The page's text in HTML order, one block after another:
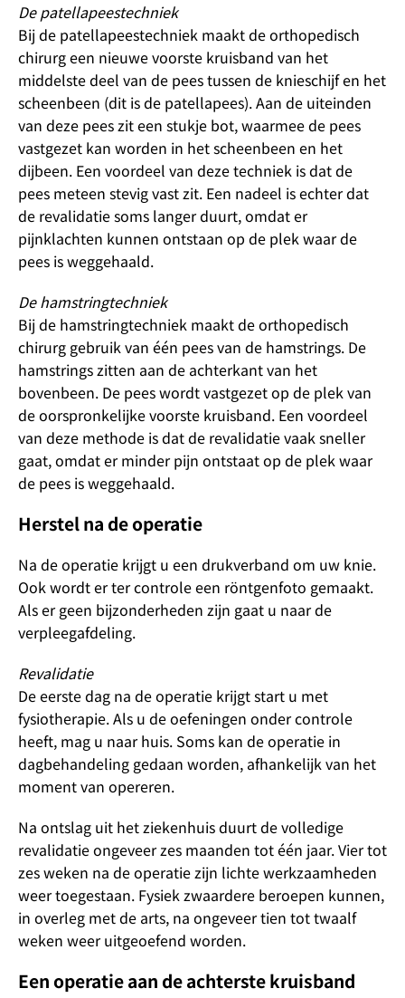
De patellapeestechniek
Bij de patellapeestechniek maakt de orthopedisch
chirurg een nieuwe voorste kruisband van het
middelste deel van de pees tussen de knieschijf en het
scheenbeen (dit is de patellapees). Aan de uiteinden
van deze pees zit een stukje bot, waarmee de pees
vastgezet kan worden in het scheenbeen en het
dijbeen. Een voordeel van deze techniek is dat de
pees meteen stevig vast zit. Een nadeel is echter dat
de revalidatie soms langer duurt, omdat er
pijnklachten kunnen ontstaan op de plek waar de
pees is weggehaald.
De hamstringtechniek
Bij de hamstringtechniek maakt de orthopedisch
chirurg gebruik van één pees van de hamstrings. De
hamstrings zitten aan de achterkant van het
bovenbeen. De pees wordt vastgezet op de plek van
de oorspronkelijke voorste kruisband. Een voordeel
van deze methode is dat de revalidatie vaak sneller
gaat, omdat er minder pijn ontstaat op de plek waar
de pees is weggehaald.
Herstel na de operatie
Na de operatie krijgt u een drukverband om uw knie.
Ook wordt er ter controle een röntgenfoto gemaakt.
Als er geen bijzonderheden zijn gaat u naar de
verpleegafdeling.
Revalidatie
De eerste dag na de operatie krijgt start u met
fysiotherapie. Als u de oefeningen onder controle
heeft, mag u naar huis. Soms kan de operatie in
dagbehandeling gedaan worden, afhankelijk van het
moment van opereren.
Na ontslag uit het ziekenhuis duurt de volledige
revalidatie ongeveer zes maanden tot één jaar. Vier tot
zes weken na de operatie zijn lichte werkzaamheden
weer toegestaan. Fysiek zwaardere beroepen kunnen,
in overleg met de arts, na ongeveer tien tot twaalf
weken weer uitgeoefend worden.
Een operatie aan de achterste kruisband